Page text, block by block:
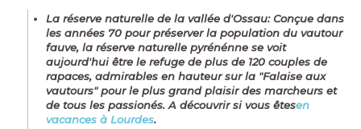
La réserve naturelle de la vallée d'Ossau: Conçue dans
les années 70 pour préserver la population du vautour
fauve, la réserve naturelle pyrénénne se voit
aujourd'hui être le refuge de plus de 120 couples de
rapaces, admirables en hauteur sur la "Falaise aux
vautours" pour le plus grand plaisir des marcheurs et
de tous les passionés. A découvrir si vous êtesen
vacances à Lourdes.